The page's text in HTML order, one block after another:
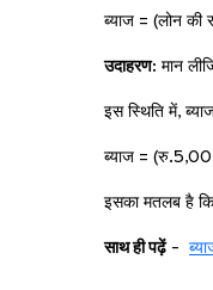
ब्याज = (लोन की
उदाहरण: मान
इस स्थिति में,
ब्याज =
इसका मतलब है
साथ ही पढ़ें-